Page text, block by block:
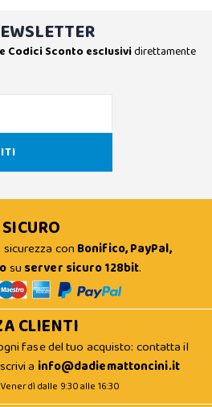
Codici Sconto esclusividirettamente
sicurezza con Bonifico, PayPal,
su server sicuro 128bit.
CLIENTI
fase del tuo acquisto: contatta il
a info@dadiemattoncini.it
dalle 9:30 alle 16:30